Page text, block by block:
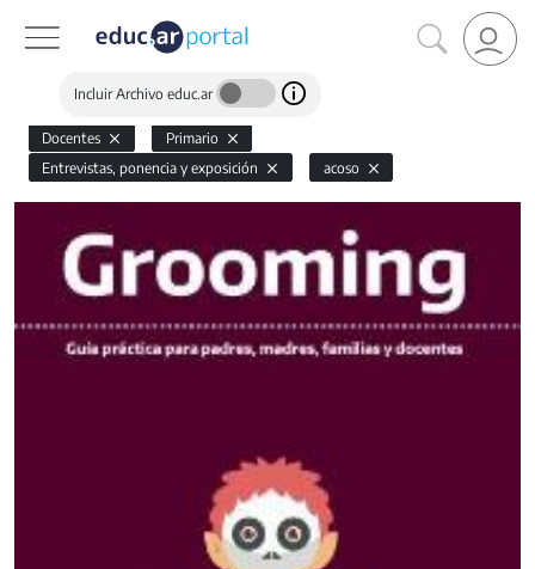
Incluir Archivo educ.ar
Docentes
Primario
Entrevistas, ponencia y exposición
acoso